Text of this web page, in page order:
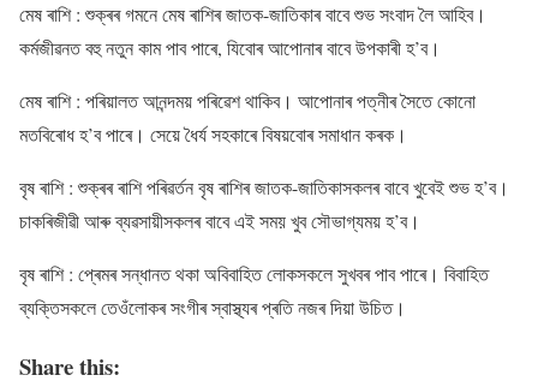
মেষ ৰাশি : শুক্ৰৰ গমনে মেষ ৰাশিৰ জাতক-জাতিকাৰ বাবে শুভ সংবাদ লৈ আহিব।
কৰ্মজীৱনত বহু নতুন কাম পাব পাৰে, যিবোৰ আপোনাৰ বাবে উপকাৰী হ’ব।
মেষ ৰাশি : পৰিয়ালত আনন্দময় পৰিৱেশ থাকিব। আপোনাৰ পত্নীৰ সৈতে কোনো
মতবিৰোধ হ’ব পাৰে। সেয়ে ধৈৰ্য সহকাৰে বিষয়বোৰ সমাধান কৰক।
বৃষ ৰাশি : শুক্ৰৰ ৰাশি পৰিৱৰ্তন বৃষ ৰাশিৰ জাতক-জাতিকাসকলৰ বাবে খুবেই শুভ হ’ব।
চাকৰিজীৱী আৰু ব্যৱসায়ীসকলৰ বাবে এই সময় খুব সৌভাগ্যময় হ’ব।
বৃষ ৰাশি : প্ৰেমৰ সন্ধানত থকা অবিবাহিত লোকসকলে সুখবৰ পাব পাৰে। বিবাহিত
ব্যক্তিসকলে তেওঁলোকৰ সংগীৰ স্বাস্থ্যৰ প্ৰতি নজৰ দিয়া উচিত।
Share this: